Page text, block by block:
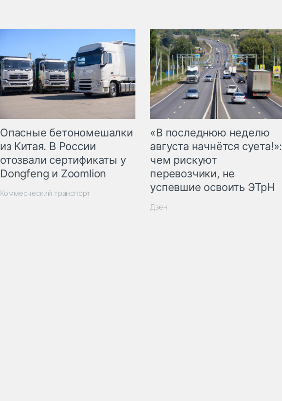
Опасные бетономешалки
из Китая. В России
отозвали сертификаты у
Dongfeng и Zoomlion
Коммерческий транспорт
«В последнюю неделю
августа начнётся суета!»:
чем рискуют
перевозчики, не
успевшие освоить ЭТрН
Дзен